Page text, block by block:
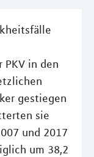
in den
gestiegen
sie
und 2017
um 38,2